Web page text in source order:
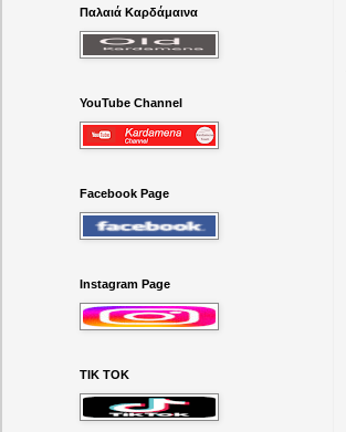
Παλαιά Καρδάμαινα
YouTube Channel
Facebook Page
Instagram Page
ΤΙΚ ΤΟΚ